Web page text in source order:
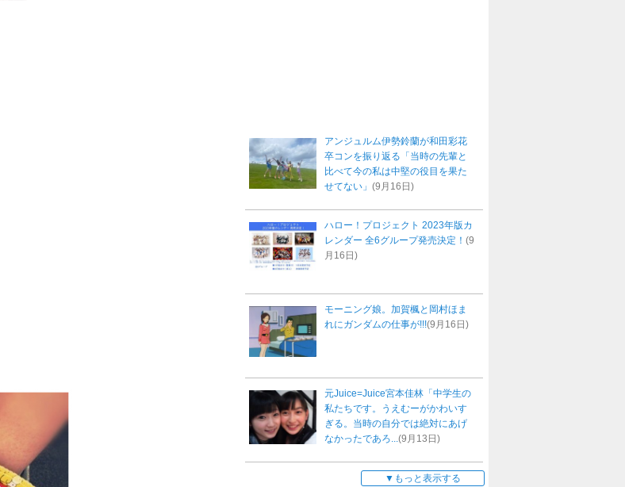
アンジュルム伊勢鈴蘭が和田彩花
卒コンを振り返る「当時の先輩と
比べて今の私は中堅の役目を果た
せてない」 (9月16日)
ハロー！プロジェクト 2023年版カ
レンダー 全6グループ発売決定！ (9
月16日)
モーニング娘。加賀楓と岡村ほま
れにガンダムの仕事が!!!(9月16日)
元Juice=Juice宮本佳林「中学生の
私たちです。うえむーがかわいす
ぎる。当時の自分では絶対にあげ
なかったであろ...(9月13日)
もっと表示する